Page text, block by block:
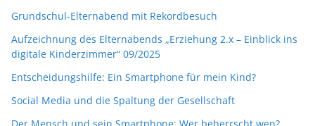
Grundschul-Elternabend mit Rekordbesuch
Aufzeichnung des Elternabends „Erziehung 2.x – Einblick ins
digitale Kinderzimmer“ 09/2025
Entscheidungshilfe: Ein Smartphone für mein Kind?
Social Media und die Spaltung der Gesellschaft